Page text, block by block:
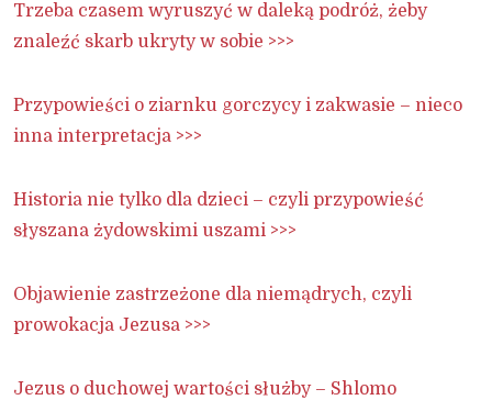
Trzeba czasem wyruszyć w daleką podróż, żeby
znaleźć skarb ukryty w sobie >>>
Przypowieści o ziarnku gorczycy i zakwasie – nieco
inna interpretacja >>>
Historia nie tylko dla dzieci – czyli przypowieść
słyszana żydowskimi uszami >>>
Objawienie zastrzeżone dla niemądrych, czyli
prowokacja Jezusa >>>
Jezus o duchowej wartości służby – Shlomo